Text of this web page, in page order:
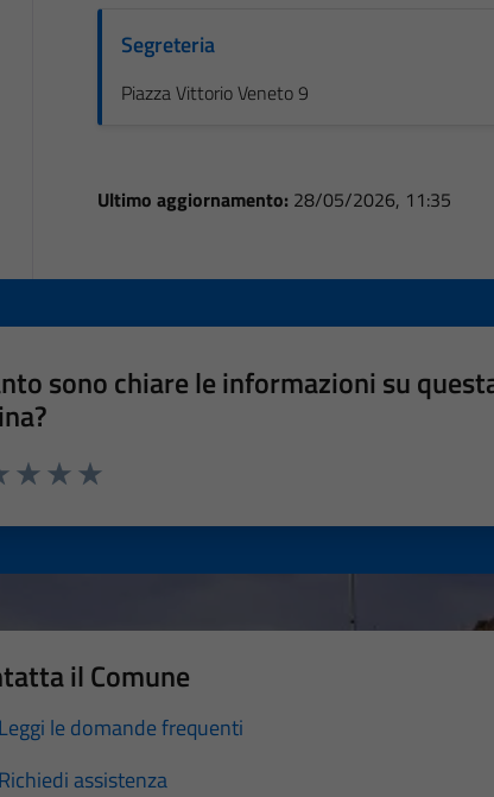
Segreteria
Piazza Vittorio Veneto 9
Ultimo aggiornamento: 28/05/2026, 11:35
sono chiare le informazioni su
il Comune
le domande frequenti
assistenza